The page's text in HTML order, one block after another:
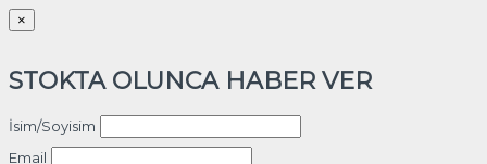
×
STOKTA OLUNCA HABER VER
İsim/Soyisim
Email